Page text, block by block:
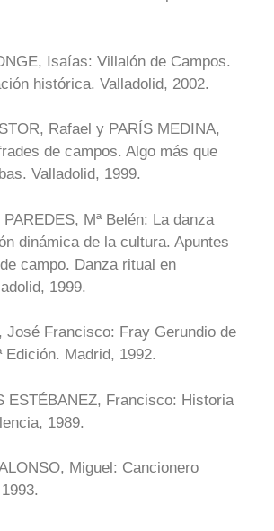
Isaías: Villalón de Campos.
histórica. Valladolid, 2002.
Rafael y PARÍS MEDINA,
de campos. Algo más que
Valladolid, 1999.
Mª Belén: La danza
dinámica de la cultura. Apuntes
campo. Danza ritual en
1999.
José Francisco: Fray Gerundio de
Edición. Madrid, 1992.
ESTÉBANEZ, Francisco: Historia
1989.
Miguel: Cancionero